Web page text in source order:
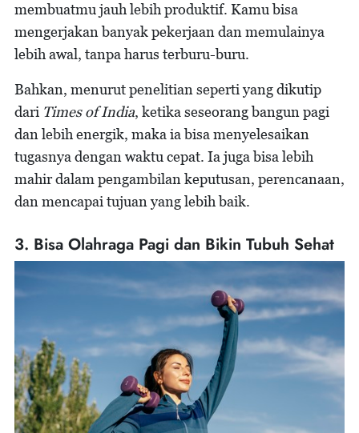
membuatmu jauh lebih produktif. Kamu bisa
mengerjakan banyak pekerjaan dan memulainya
lebih awal, tanpa harus terburu-buru.
Bahkan, menurut penelitian seperti yang dikutip
dari Times of India, ketika seseorang bangun pagi
dan lebih energik, maka ia bisa menyelesaikan
tugasnya dengan waktu cepat. Ia juga bisa lebih
mahir dalam pengambilan keputusan, perencanaan,
dan mencapai tujuan yang lebih baik.
3. Bisa Olahraga Pagi dan Bikin Tubuh Sehat